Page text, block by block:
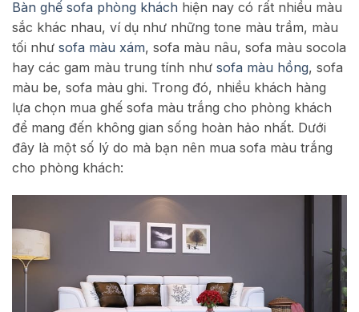
Bàn ghế sofa phòng khách hiện nay có rất nhiều màu
sắc khác nhau, ví dụ như những tone màu trầm, màu
tối như sofa màu xám, sofa màu nâu, sofa màu socola
hay các gam màu trung tính như sofa màu hồng, sofa
màu be, sofa màu ghi. Trong đó, nhiều khách hàng
lựa chọn mua ghế sofa màu trắng cho phòng khách
để mang đến không gian sống hoàn hảo nhất. Dưới
đây là một số lý do mà bạn nên mua sofa màu trắng
cho phòng khách: